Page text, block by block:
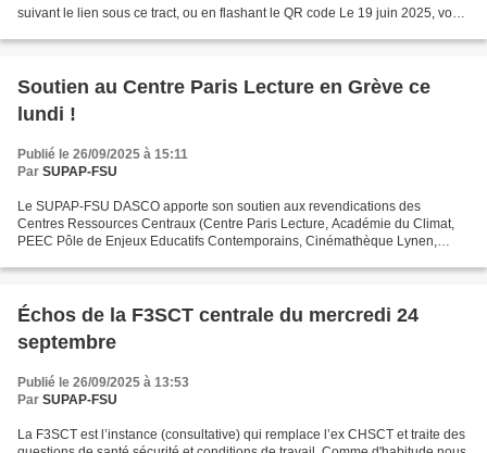
suivant le lien sous ce tract, ou en flashant le QR code Le 19 juin 2025, vous
Soutien au Centre Paris Lecture en Grève ce
lundi !
Publié le 26/09/2025 à 15:11
Par SUPAP-FSU
Le SUPAP-FSU DASCO apporte son soutien aux revendications des
Centres Ressources Centraux (Centre Paris Lecture, Académie du Climat,
PEEC Pôle de Enjeux Educatifs Contemporains, Cinémathèque Lynen,
Échos de la F3SCT centrale du mercredi 24
septembre
Publié le 26/09/2025 à 13:53
Par SUPAP-FSU
La F3SCT est l’instance (consultative) qui remplace l’ex CHSCT et traite des